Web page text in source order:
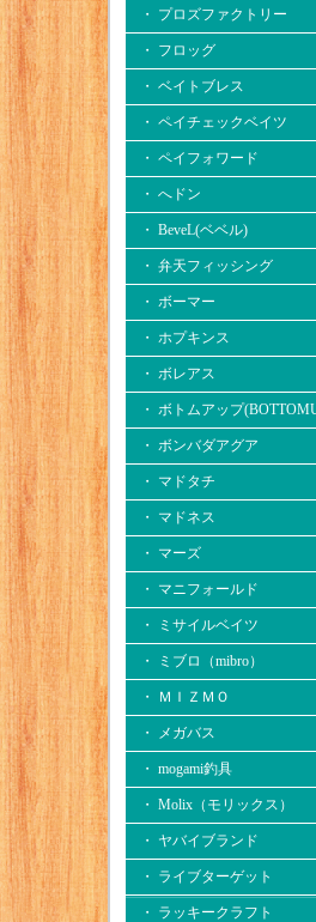
・ プロズファクトリー
・ フロッグ
・ ベイトブレス
・ ペイチェックベイツ
・ ペイフォワード
・ へドン
・ BeveL(ベベル)
・ 弁天フィッシング
・ ボーマー
・ ホプキンス
・ ボレアス
・ ボトムアップ
・ ボンバダアグア
・ マドタチ
・ マドネス
・ マーズ
・ マニフォールド
・ ミサイルベイツ
・ ミブロ（mibro）
・ ＭＩＺＭＯ
・ メガバス
・ mogami釣具
・ Molix（モリックス）
・ ヤバイブランド
・ ライブターゲット
・ ラッキークラフト